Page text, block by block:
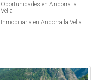
Oportunidades en Andorra la
Vella
Inmobiliaria en Andorra la Vella